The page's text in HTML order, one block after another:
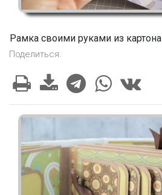
Рамка своими руками из картона
Поделиться: